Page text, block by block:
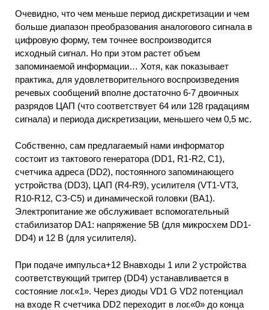
Очевидно, что чем меньше период дискретизации и чем
больше диапазон преобразования аналогового сигнала в
цифровую форму, тем точнее воспроизводится
исходный сигнал. Но при этом растет объем
запоминаемой информации… Хотя, как показывает
практика, для удовлетворительного воспроизведения
речевых сообщений вполне достаточно 6-7 двоичных
разрядов ЦАП (что соответствует 64 или 128 градациям
сигнала) и периода дискретизации, меньшего чем 0,5 мс.
Собственно, сам предлагаемый нами информатор
состоит из тактового генератора (DD1, R1-R2, С1),
счетчика адреса (DD2), постоянного запоминающего
устройства (DD3), ЦАП (R4-R9), усилителя (VT1-VT3,
R10-R12, СЗ-С5) и динамической головки (ВА1).
Электропитание же обслуживает вспомогательный
стабилизатор DA1: напряжение 5В (для микросхем DD1-
DD4) и 12 В (для усилителя).
При подаче импульса+12 Внавходы 1 или 2 устройства
соответствующий триггер (DD4) устанавливается в
состояние лог.«1». Через диоды VD1 G VD2 потенциал
на входе R счетчика DD2 переходит в лог.«0» до конца